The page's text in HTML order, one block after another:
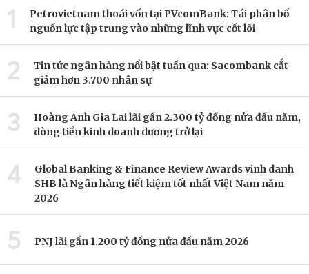
1
Petrovietnam thoái vốn tại PVcomBank: Tái phân bổ
nguồn lực tập trung vào những lĩnh vực cốt lõi
2
Tin tức ngân hàng nổi bật tuần qua: Sacombank cắt
giảm hơn 3.700 nhân sự
3
Hoàng Anh Gia Lai lãi gần 2.300 tỷ đồng nửa đầu năm,
dòng tiền kinh doanh dương trở lại
4
Global Banking & Finance Review Awards vinh danh
SHB là Ngân hàng tiết kiệm tốt nhất Việt Nam năm
2026
5 PNJ lãi gần 1.200 tỷ đồng nửa đầu năm 2026